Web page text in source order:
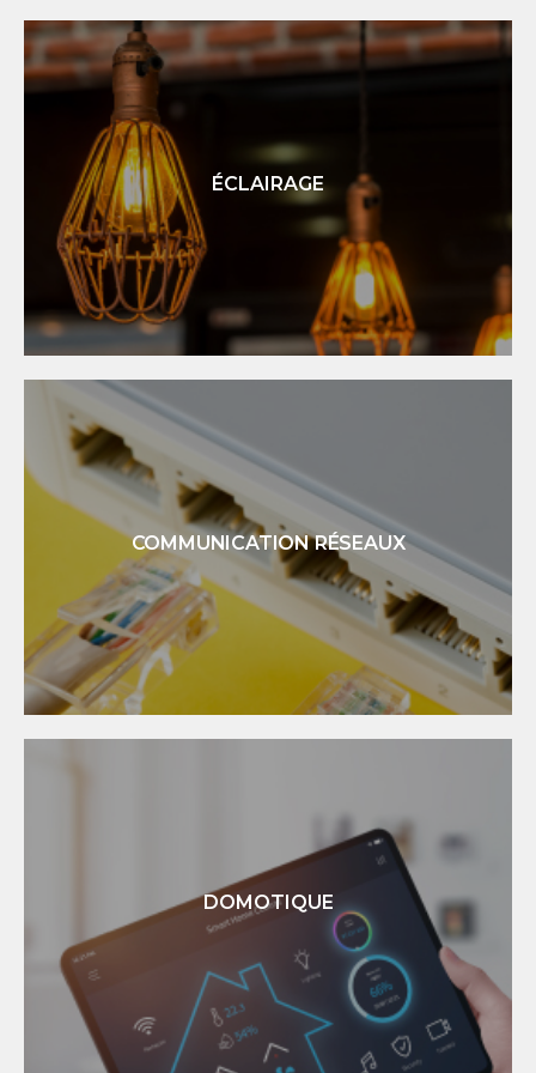
Nous vous conseillons et vous accompagnons pour
l'installation de votre radiateur électrique
ÉCLAIRAGE
ÉCLAIRAGE
Installation d'éclairage intérieur ou extérieur pour sublimer
et sécuriser vos espaces
En savoir +
COMMUNICATION RÉSEAUX
COMMUNICATION RÉSEAUX
Installation d'un réseau VDI efficace pour votre habitation
ou votre entreprise
DOMOTIQUE